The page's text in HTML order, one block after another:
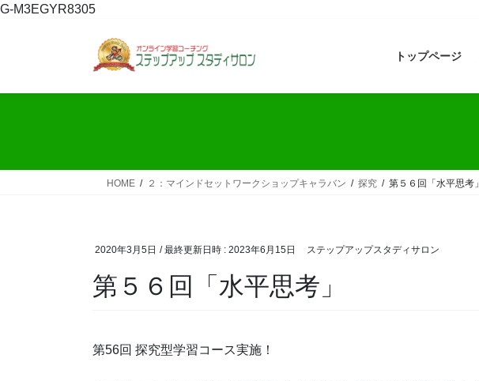
G-M3EGYR8305コ
テ
ン
ナ
ゲ
ー
トップページ
HOME ２：マインドセットワークショップキャラバン 探究 第５６回「水平思考」
2020年3月5日 / 最終更新日時 : 2023年6月15日 ステップアップスタディサロン
第５６回「水平思考」
第56回 探究型学習コース実施！